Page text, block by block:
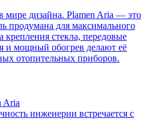
мире дизайна. Plamen Aria — это
продумана для максимального
крепления стекла, передовые
и мощный обогрев делают её
отопительных приборов.
Aria
инженерии встречается с